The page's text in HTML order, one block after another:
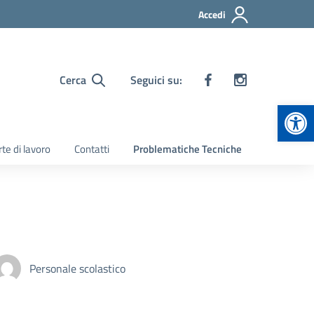
Accedi
Cerca Seguici su:
di lavoro Contatti Problematiche Tecniche
Personale scolastico